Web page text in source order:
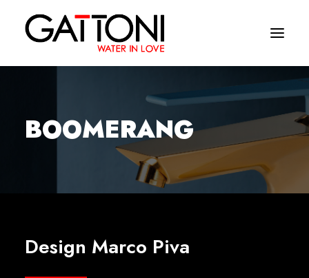
Environnements
Finitions
Où acheter
BOOMERANG
Design Marco Piva